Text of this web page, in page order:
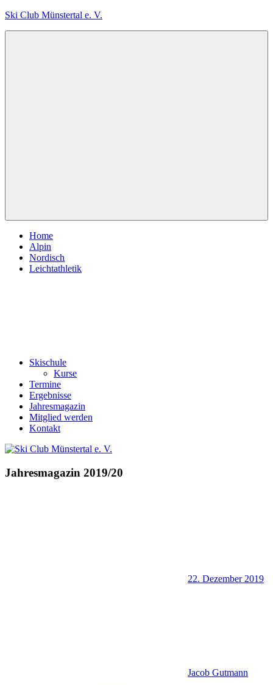
Zum
Ski Club Münstertal e. V.
Home
Alpin
Nordisch
Leichtathletik
Skischule
Kurse
Termine
Ergebnisse
Jahresmagazin
Mitglied werden
Kontakt
Jahresmagazin 2019/20
22. Dezember 2019
Jacob Gutmann